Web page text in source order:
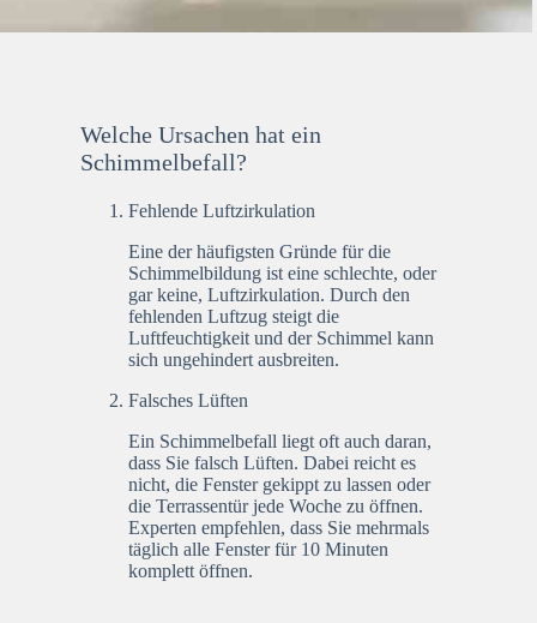
Welche Ursachen hat ein
Schimmelbefall?
Fehlende Luftzirkulation
Eine der häufigsten Gründe für die
Schimmelbildung ist eine schlechte, oder
gar keine, Luftzirkulation. Durch den
fehlenden Luftzug steigt die
Luftfeuchtigkeit und der Schimmel kann
sich ungehindert ausbreiten.
Falsches Lüften
Ein Schimmelbefall liegt oft auch daran,
dass Sie falsch Lüften. Dabei reicht es
nicht, die Fenster gekippt zu lassen oder
die Terrassentür jede Woche zu öffnen.
Experten empfehlen, dass Sie mehrmals
täglich alle Fenster für 10 Minuten
komplett öffnen.